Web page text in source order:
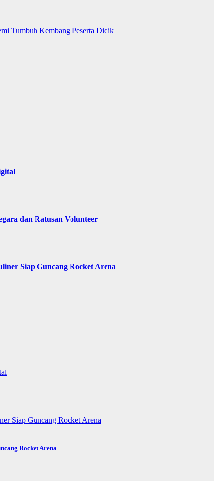
Tumbuh Kembang Peserta Didik
dan Ratusan Volunteer
Siap Guncang Rocket Arena
Rocket Arena